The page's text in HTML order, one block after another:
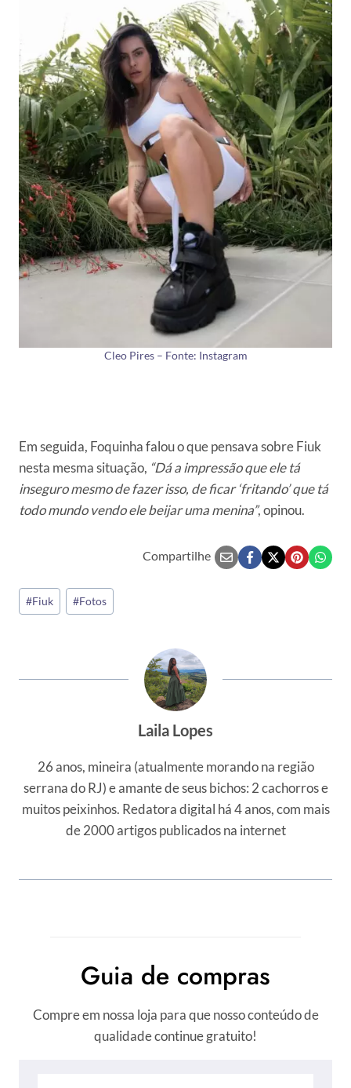
Cleo Pires – Fonte: Instagram
Em seguida, Foquinha falou o que pensava sobre Fiuk
nesta mesma situação, “Dá a impressão que ele tá
inseguro mesmo de fazer isso, de ficar ‘fritando’ que tá
todo mundo vendo ele beijar uma menina”, opinou.
Compartilhe
Tags
do
#Fiuk #Fotos
Laila Lopes
26 anos, mineira (atualmente morando na região
serrana do RJ) e amante de seus bichos: 2 cachorros e
muitos peixinhos. Redatora digital há 4 anos, com mais
de 2000 artigos publicados na internet
Guia de compras
Compre em nossa loja para que nosso conteúdo de
qualidade continue gratuito!